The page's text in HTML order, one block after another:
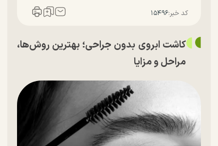
کد خبر:۱۵۴۹۶
کاشت ابروی بدون جراحی؛ بهترین روش‌ها،
مراحل و مزایا